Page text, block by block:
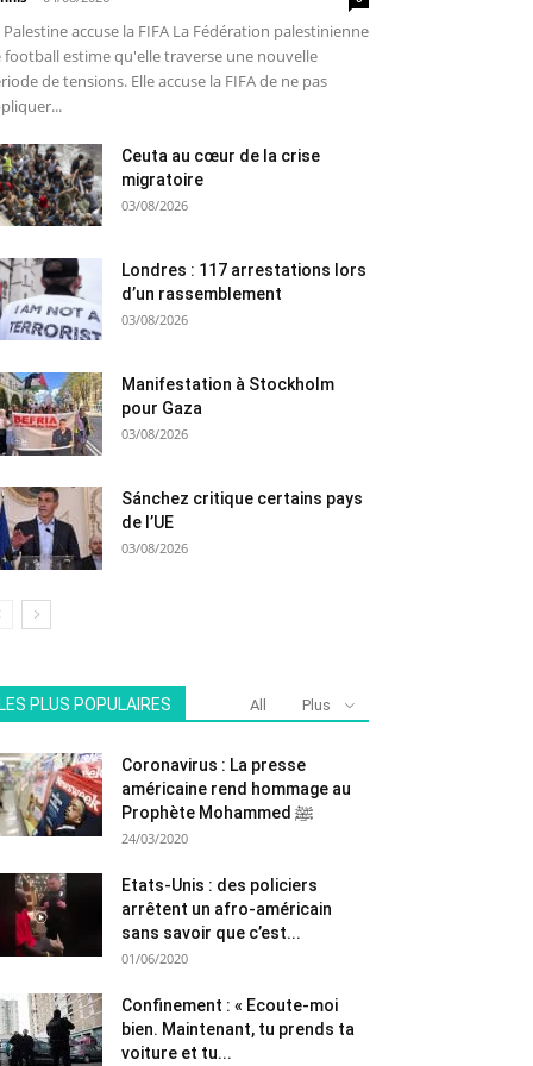
Palestine accuse la FIFA La Fédération palestinienne
football estime qu'elle traverse une nouvelle
de tensions. Elle accuse la FIFA de ne pas
Ceuta au cœur de la crise
migratoire
03/08/2026
Londres : 117 arrestations lors
d’un rassemblement
03/08/2026
Manifestation à Stockholm
pour Gaza
03/08/2026
Sánchez critique certains pays
de l’UE
03/08/2026
LES PLUS POPULAIRES All Plus
Coronavirus : La presse
américaine rend hommage au
Prophète Mohammed ﷺ
24/03/2020
Etats-Unis : des policiers
arrêtent un afro-américain
sans savoir que c’est...
01/06/2020
Confinement : « Ecoute-moi
bien. Maintenant, tu prends ta
voiture et tu...